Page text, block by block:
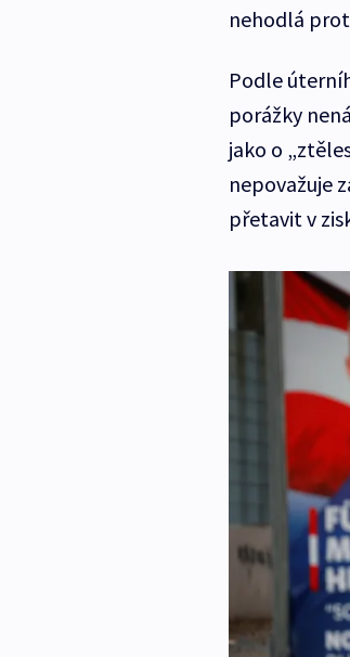
nehodlá
Podle
porážky
jako o
nepovažuje
přetavit v